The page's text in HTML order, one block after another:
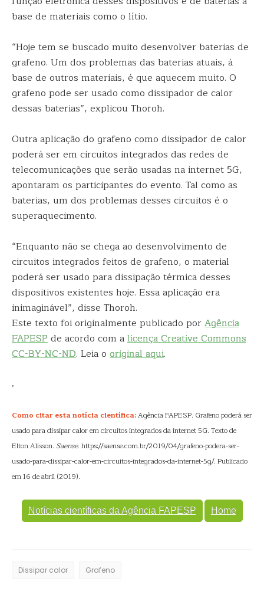
base de materiais como o lítio.
“Hoje tem se buscado muito desenvolver baterias de
grafeno. Um dos problemas das baterias atuais, à
base de outros materiais, é que aquecem muito. O
grafeno pode ser usado como dissipador de calor
dessas baterias”, explicou Thoroh.
Outra aplicação do grafeno como dissipador de calor
poderá ser em circuitos integrados das redes de
telecomunicações que serão usadas na internet 5G,
apontaram os participantes do evento. Tal como as
baterias, um dos problemas desses circuitos é o
superaquecimento.
“Enquanto não se chega ao desenvolvimento de
circuitos integrados feitos de grafeno, o material
poderá ser usado para dissipação térmica desses
dispositivos existentes hoje. Essa aplicação era
inimaginável”, disse Thoroh.
Este texto foi originalmente publicado porAgência
FAPESPde acordo com alicença Creative Commons
CC-BY-NC-ND. Leia o original aqui.
Como citar esta notícia científica:Agência FAPESP. Grafeno poderá ser
usado para dissipar calor em circuitos integrados da internet 5G. Texto de
Elton Alisson. Saense. https://saense.com.br/2019/04/grafeno-podera-ser-
usado-para-dissipar-calor-em-circuitos-integrados-da-internet-5g/. Publicado
em 16 de abril (2019).
Notícias científicas da Agência FAPESP Home
Dissipar calor Grafeno